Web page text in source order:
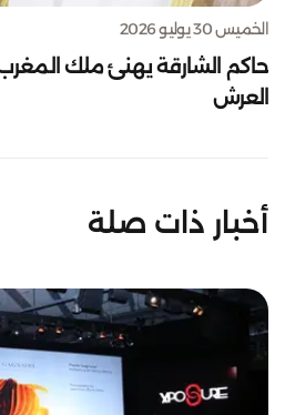
الخميس 30 يوليو 2026
حاكم الشارقة يهنئ ملك
العرش
أخبار ذات صلة